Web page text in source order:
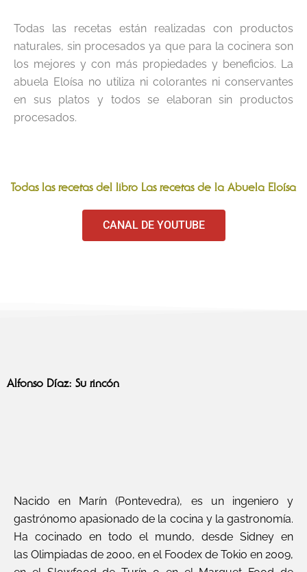
Todas las recetas están realizadas con productos
naturales, sin procesados ya que para la cocinera son
los mejores y con más propiedades y beneficios. La
abuela Eloísa no utiliza ni colorantes ni conservantes
en sus platos y todos se elaboran sin productos
procesados.
Todas las recetas del libro Las recetas de la Abuela Eloísa
CANAL DE YOUTUBE
Alfonso Díaz: Su rincón
Nacido en Marín (Pontevedra), es un ingeniero y
gastrónomo apasionado de la cocina y la gastronomía.
Ha cocinado en todo el mundo, desde Sidney en
las Olimpiadas de 2000, en el Foodex de Tokio en 2009,